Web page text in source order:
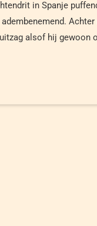
in Spanje
Achter
alsof hij gewoon
Blanca is een